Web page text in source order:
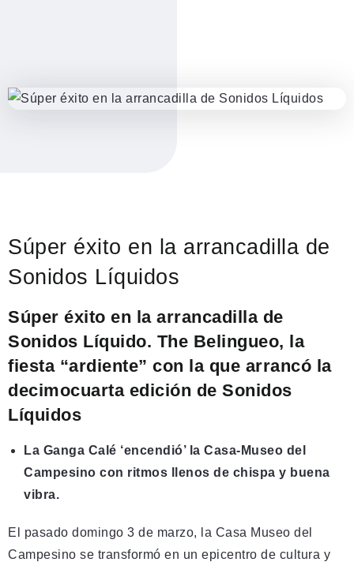
Súper éxito en la arrancadilla de
Sonidos Líquidos
Súper éxito en la arrancadilla de
Sonidos Líquido. The Belingueo, la
fiesta “ardiente” con la que arrancó la
decimocuarta edición de Sonidos
Líquidos
La Ganga Calé ‘encendió’ la Casa-Museo del
Campesino con ritmos llenos de chispa y buena
vibra.
El pasado domingo 3 de marzo, la Casa Museo del
Campesino se transformó en un epicentro de cultura y